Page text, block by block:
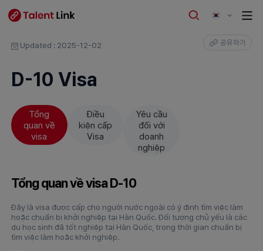
Updated : 2025-12-02 공유하기
D-10 Visa
Tổng
quan về
visa
Điều
kiện cấp
Visa
Yêu cầu
đối với
doanh
nghiệp
Tổng quan về visa D-10
Đây là visa được cấp cho người nước ngoài có ý định tìm việc làm
hoặc chuẩn bị khởi nghiệp tại Hàn Quốc. Đối tượng chủ yếu là các
du học sinh đã tốt nghiệp tại Hàn Quốc, trong thời gian chuẩn bị
tìm việc làm hoặc khởi nghiệp.